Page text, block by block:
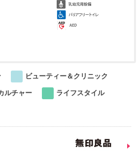
ビューティー＆クリニック
ルチャー
ライフスタイル